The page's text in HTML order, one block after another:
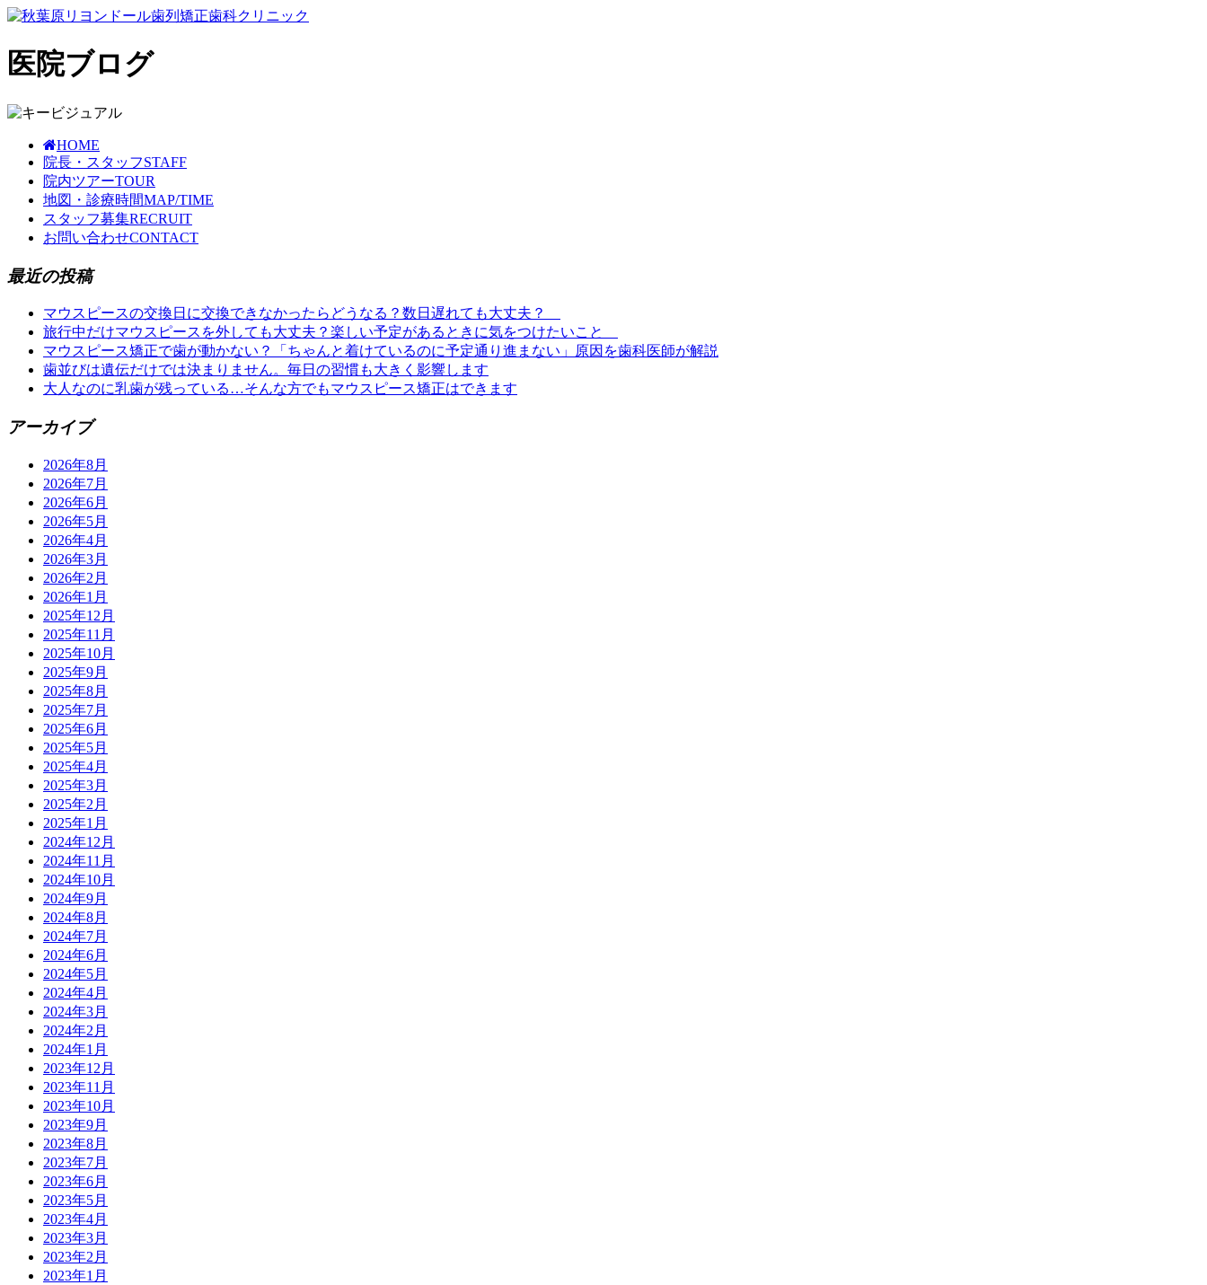
医院ブログ
HOME
院長・スタッフSTAFF
院内ツアーTOUR
地図・診療時間MAP/TIME
スタッフ募集RECRUIT
お問い合わせCONTACT
最近の投稿
マウスピースの交換日に交換できなかったらどうなる？数日遅れても大丈夫？
旅行中だけマウスピースを外しても大丈夫？楽しい予定があるときに気をつけたいこと
マウスピース矯正で歯が動かない？「ちゃんと着けているのに予定通り進まない」原因を歯科医師が解説
歯並びは遺伝だけでは決まりません。毎日の習慣も大きく影響します
大人なのに乳歯が残っている…そんな方でもマウスピース矯正はできます
アーカイブ
2026年8月
2026年7月
2026年6月
2026年5月
2026年4月
2026年3月
2026年2月
2026年1月
2025年12月
2025年11月
2025年10月
2025年9月
2025年8月
2025年7月
2025年6月
2025年5月
2025年4月
2025年3月
2025年2月
2025年1月
2024年12月
2024年11月
2024年10月
2024年9月
2024年8月
2024年7月
2024年6月
2024年5月
2024年4月
2024年3月
2024年2月
2024年1月
2023年12月
2023年11月
2023年10月
2023年9月
2023年8月
2023年7月
2023年6月
2023年5月
2023年4月
2023年3月
2023年2月
2023年1月